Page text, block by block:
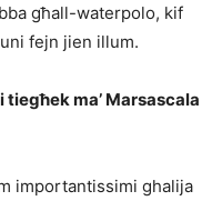
għall-waterpolo, kif
fejn jien illum.
ma’ Marsascala
importantissimi ghalija